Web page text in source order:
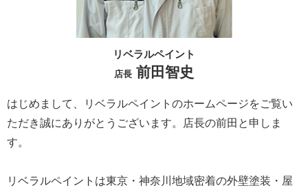
リベラルペイント
店長 前田智史
はじめまして、リベラルペイントのホームページをご覧い
ただき誠にありがとうございます。
店長の前田と申しま
す。
リベラルペイントは東京・神奈川地域密着の外壁塗装・屋